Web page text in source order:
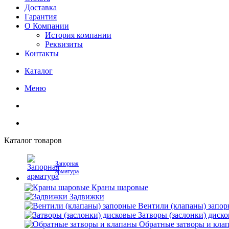
Доставка
Гарантия
О Компании
История компании
Реквизиты
Контакты
Каталог
Меню
Каталог товаров
Запорная
арматура
Краны шаровые
Задвижки
Вентили (клапаны)
Затворы (заслонки)
Обратные затворы и